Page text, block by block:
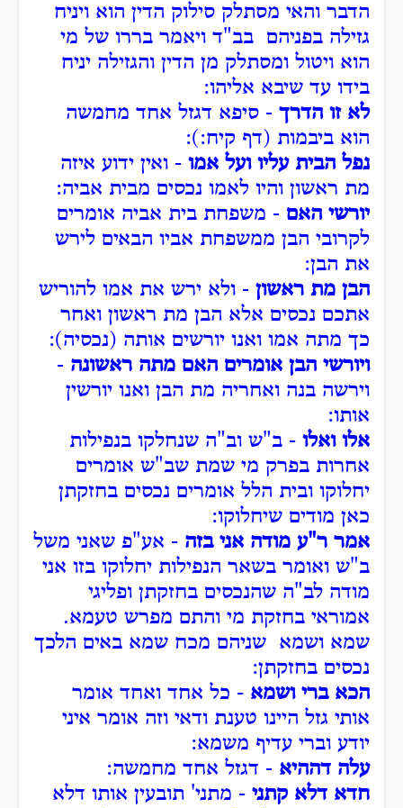
הדבר והאי מסתלק סילוק הדין הוא ויניח
גזילה בפניהם בב"ד ויאמר בררו של מי
הוא ויטול ומסתלק מן הדין והגזילה יניח
בידו עד שיבא אליהו:
לא זו הדרך - סיפא דגזל אחד מחמשה
הוא ביבמות (דף קיח:):
נפל הבית עליו ועל אמו - ואין ידוע איזה
מת ראשון והיו לאמו נכסים מבית אביה:
יורשי האם - משפחת בית אביה אומרים
לקרובי הבן ממשפחת אביו הבאים לירש
את הבן:
הבן מת ראשון - ולא ירש את אמו להוריש
אתכם נכסים אלא הבן מת ראשון ואחר
כך מתה אמו ואנו יורשים אותה (נכסיה):
ויורשי הבן אומרים האם מתה ראשונה -
וירשה בנה ואחריה מת הבן ואנו יורשין
אותו:
אלו ואלו - ב"ש וב"ה שנחלקו בנפילות
אחרות בפרק מי שמת שב"ש אומרים
יחלוקו ובית הלל אומרים נכסים בחזקתן
כאן מודים שיחלוקו:
אמר ר"ע מודה אני בזה - אע"פ שאני משל
ב"ש ואומר בשאר הנפילות יחלוקו בזו אני
מודה לב"ה שהנכסים בחזקתן ופליגי
אמוראי בחזקת מי והתם מפרש טעמא.
שמא ושמא שניהם מכח שמא באים הלכך
נכסים בחזקתן:
הכא ברי ושמא - כל אחד ואחד אומר
אותי גזל היינו טענת ודאי וזה אומר איני
יודע וברי עדיף משמא:
עלה דההיא - דגזל אחד מחמשה:
חדא דלא קתני - מתני' תובעין אותו דלא